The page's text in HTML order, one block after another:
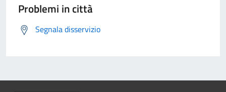
Problemi in città
Segnala disservizio